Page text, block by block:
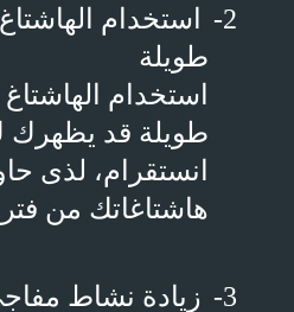
2-
استخدام
طويلة
استخدام
طويلة قد
انستقرام، لذى
هاشتاغاتك من
3- زيادة نشاط